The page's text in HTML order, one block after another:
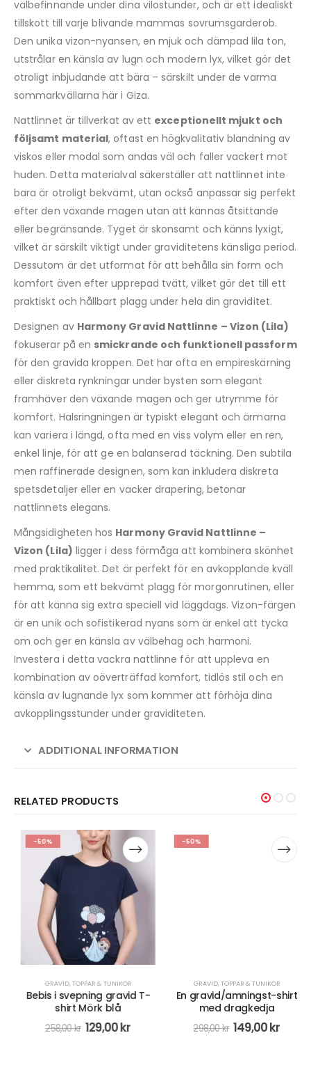
välbefinnande under dina vilostunder, och är ett idealiskt
tillskott till varje blivande mammas sovrumsgarderob.
Den unika vizon-nyansen, en mjuk och dämpad lila ton,
utstrålar en känsla av lugn och modern lyx, vilket gör det
otroligt inbjudande att bära – särskilt under de varma
sommarkvällarna här i Giza.
Nattlinnet är tillverkat av ett exceptionellt mjukt och
följsamt material, oftast en högkvalitativ blandning av
viskos eller modal som andas väl och faller vackert mot
huden. Detta materialval säkerställer att nattlinnet inte
bara är otroligt bekvämt, utan också anpassar sig perfekt
efter den växande magen utan att kännas åtsittande
eller begränsande. Tyget är skonsamt och känns lyxigt,
vilket är särskilt viktigt under graviditetens känsliga period.
Dessutom är det utformat för att behålla sin form och
komfort även efter upprepad tvätt, vilket gör det till ett
praktiskt och hållbart plagg under hela din graviditet.
Designen av Harmony Gravid Nattlinne – Vizon (Lila)
fokuserar på en smickrande och funktionell passform
för den gravida kroppen. Det har ofta en empireskärning
eller diskreta rynkningar under bysten som elegant
framhäver den växande magen och ger utrymme för
komfort. Halsringningen är typiskt elegant och ärmarna
kan variera i längd, ofta med en viss volym eller en ren,
enkel linje, för att ge en balanserad täckning. Den subtila
men raffinerade designen, som kan inkludera diskreta
spetsdetaljer eller en vacker drapering, betonar
nattlinnets elegans.
Mångsidigheten hos Harmony Gravid Nattlinne –
Vizon (Lila) ligger i dess förmåga att kombinera skönhet
med praktikalitet. Det är perfekt för en avkopplande kväll
hemma, som ett bekvämt plagg för morgonrutinen, eller
för att känna sig extra speciell vid läggdags. Vizon-färgen
är en unik och sofistikerad nyans som är enkel att tycka
om och ger en känsla av välbehag och harmoni.
Investera i detta vackra nattlinne för att uppleva en
kombination av oöverträffad komfort, tidlös stil och en
känsla av lugnande lyx som kommer att förhöja dina
avkopplingsstunder under graviditeten.
ADDITIONAL INFORMATION
RELATED PRODUCTS
-50%
GRAVID,TOPPAR & TUNIKOR
Bebis i svepning gravid T-
shirt Mörk blå
258,00kr 129,00kr
-50%
GRAVID
En gravid/amningst-shirt